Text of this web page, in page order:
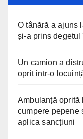
O tânără a ajuns
și-a prins degetul
Un camion a
oprit intr-o
Ambulanță oprită
cumpere pepene
aplica sancțiuni